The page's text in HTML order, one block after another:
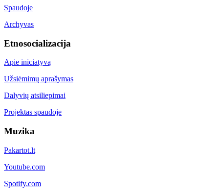
Spaudoje
Archyvas
Etnosocializacija
Apie iniciatyvą
Užsiėmimų aprašymas
Dalyvių atsiliepimai
Projektas spaudoje
Muzika
Pakartot.lt
Youtube.com
Spotify.com